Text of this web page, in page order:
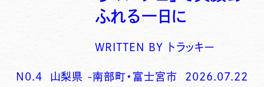
ふれる一日に
WRITTEN BY トラッキー
N0.4 山梨県 -南部町・富士宮市 2026.07.22